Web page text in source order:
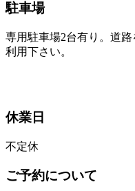
駐車場
専用駐車場2台有り。道
利用下さい。
休業日
不定休
ご予約について